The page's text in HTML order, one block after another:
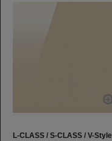
L-CLASS / S-CLASS / V-Style